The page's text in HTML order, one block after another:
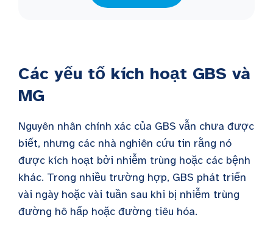
Các yếu tố kích hoạt GBS và
MG
Nguyên nhân chính xác của GBS vẫn chưa được
biết, nhưng các nhà nghiên cứu tin rằng nó
được kích hoạt bởi nhiễm trùng hoặc các bệnh
khác. Trong nhiều trường hợp, GBS phát triển
vài ngày hoặc vài tuần sau khi bị nhiễm trùng
đường hô hấp hoặc đường tiêu hóa.